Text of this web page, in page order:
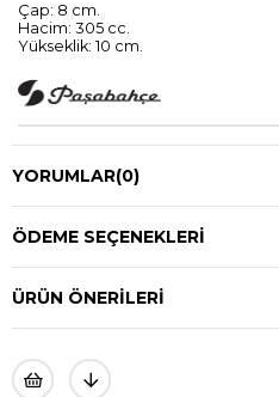
Çap: 8 cm.
Hacim: 305 cc.
Yükseklik: 10 cm.
YORUMLAR(0)
ÖDEME SEÇENEKLERI
ÜRÜN ÖNERILERI